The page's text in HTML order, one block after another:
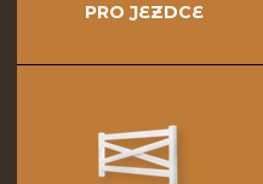
PRO JEZDCE